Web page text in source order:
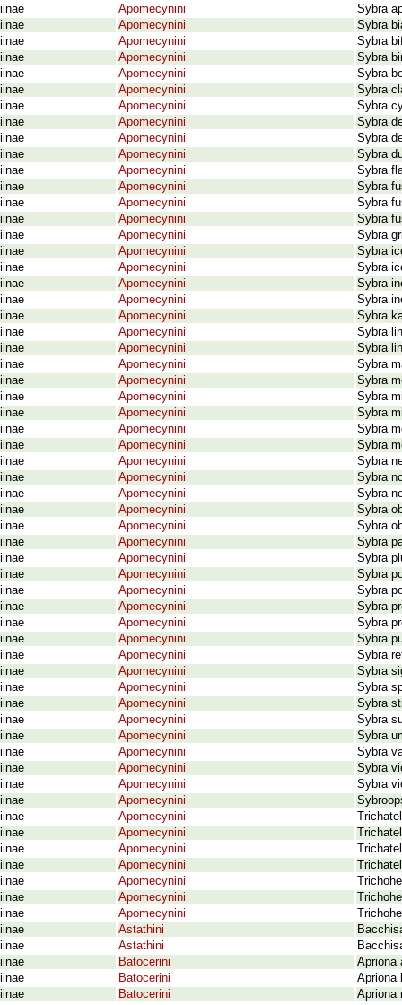
Apomecynini
Sybra
Apomecynini
Sybra
Apomecynini
Sybra
Apomecynini
Sybra
Apomecynini
Sybra
Apomecynini
Sybra
Apomecynini
Sybra
Apomecynini
Sybra
Apomecynini
Sybra
Apomecynini
Sybra
Apomecynini
Sybra
Apomecynini
Sybra
Apomecynini
Sybra
Apomecynini
Sybra
Apomecynini
Sybra
Apomecynini
Sybra
Apomecynini
Sybra
Apomecynini
Sybra
Apomecynini
Sybra
Apomecynini
Sybra
Apomecynini
Sybra
Apomecynini
Sybra
Apomecynini
Sybra
Apomecynini
Sybra
Apomecynini
Sybra
Apomecynini
Sybra
Apomecynini
Sybra
Apomecynini
Sybra
Apomecynini
Sybra
Apomecynini
Sybra
Apomecynini
Sybra
Apomecynini
Sybra
Apomecynini
Sybra
Apomecynini
Sybra
Apomecynini
Sybra
Apomecynini
Sybra
Apomecynini
Sybra
Apomecynini
Sybra
Apomecynini
Sybra
Apomecynini
Sybra
Apomecynini
Sybra
Apomecynini
Sybra
Apomecynini
Sybra
Apomecynini
Sybra
Apomecynini
Sybra
Apomecynini
Sybra
Apomecynini
Sybra
Apomecynini
Sybra
Apomecynini
Sybra
Apomecynini
Apomecynini
Apomecynini
Apomecynini
Apomecynini
Apomecynini
Apomecynini
Apomecynini
Astathini
Astathini
Batocerini
Apriona
Batocerini
Apriona
Batocerini
Apriona